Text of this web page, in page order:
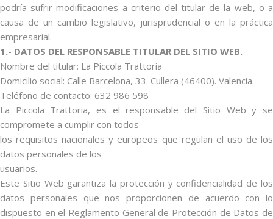
podría sufrir modificaciones a criterio del titular de la web, o a
causa de un cambio legislativo, jurisprudencial o en la práctica
empresarial.
1.- DATOS DEL RESPONSABLE TITULAR DEL SITIO WEB.
Nombre del titular: La Piccola Trattoria
Domicilio social: Calle Barcelona, 33. Cullera (46400). Valencia.
Teléfono de contacto: 632 986 598
La Piccola Trattoria, es el responsable del Sitio Web y se
compromete a cumplir con todos
los requisitos nacionales y europeos que regulan el uso de los
datos personales de los
usuarios.
Este Sitio Web garantiza la protección y confidencialidad de los
datos personales que nos proporcionen de acuerdo con lo
dispuesto en el Reglamento General de Protección de Datos de